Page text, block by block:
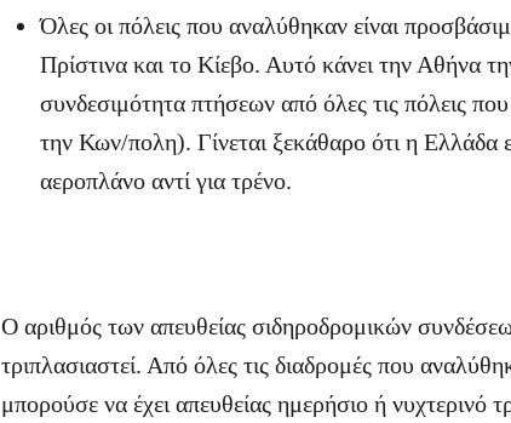
Όλες οι πόλεις που αναλύθηκαν είναι
Πρίστινα και το Κίεβο. Αυτό κάνει την Αθήνα
συνδεσιμότητα πτήσεων από όλες τις πόλεις
την Κων/πολη). Γίνεται ξεκάθαρο ότι η Ελλάδα
αεροπλάνο αντί για τρένο.
Ο αριθμός των απευθείας σιδηροδρομικών
τριπλασιαστεί. Από όλες τις διαδρομές που
μπορούσε να έχει απευθείας ημερήσιο ή νυχτερινό